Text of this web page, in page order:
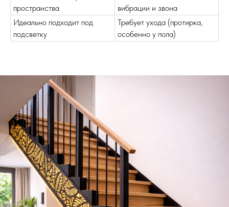
пространства
вибрации и звона
Идеально подходит под
подсветку
Требует ухода (протирка,
особенно у пола)